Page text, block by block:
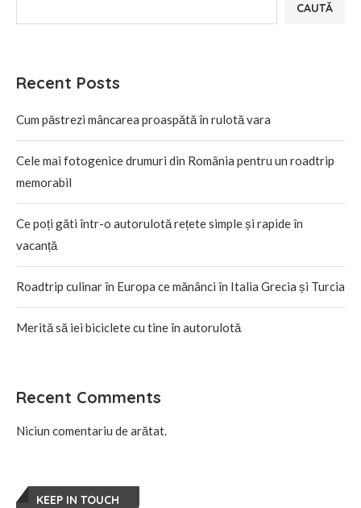
CAUTĂ
Recent Posts
Cum păstrezi mâncarea proaspătă în rulotă vara
Cele mai fotogenice drumuri din România pentru un roadtrip
memorabil
Ce poți găti într-o autorulotă rețete simple și rapide în
vacanță
Roadtrip culinar în Europa ce mănânci în Italia Grecia și Turcia
Merită să iei biciclete cu tine în autorulotă
Recent Comments
Niciun comentariu de arătat.
KEEP IN TOUCH